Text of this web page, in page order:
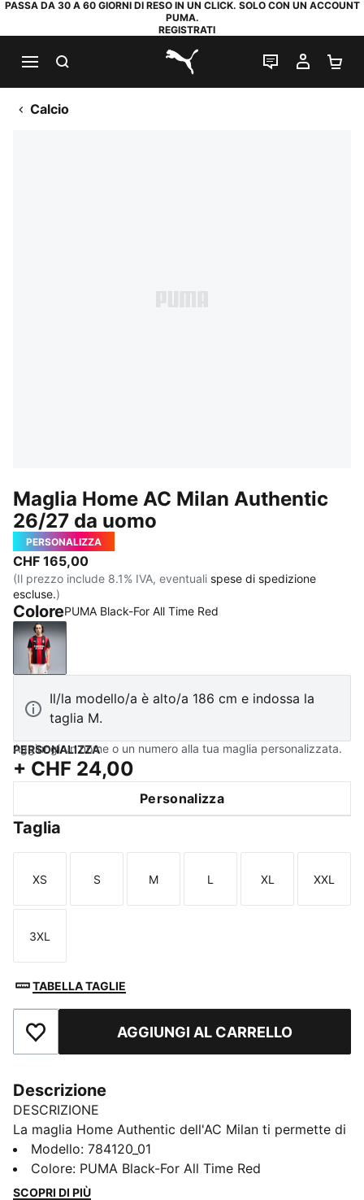
PASSA DA 30 A 60 GIORNI DI RESO IN UN CLICK. SOLO CON UN ACCOUNT
PUMA.
REGISTRATI
PUMA.com
CHAT IL MIO
Calcio
Maglia Home AC Milan Authentic
26/27 da uomo
PERSONALIZZA
CHF 165,00
(Il prezzo include 8.1% IVA, eventuali spese di spedizione
escluse.)
ColorePUMA Black-For All Time Red
PUMA Black-For All Time Red
Il/la modello/a è alto/a 186 cm e indossa la
taglia M.
PERSONALIZZA
Aggiungi un nome o un numero alla tua maglia personalizzata.
+ CHF 24,00
Personalizza
Taglia
Taglia
XS
Taglia
S
Taglia
M
Taglia
L
Taglia
XL
Taglia
XXL
Taglia
3XL
TABELLA TAGLIE
Aggiungi ai PreferitiAGGIUNGI AL CARRELLO
Descrizione
DESCRIZIONE
La maglia Home Authentic dell'AC Milan ti permette di
portare l'orgoglio per il club il giorno della partita. È
realizzata con la stessa vestibilità professionale e la
stessa tecnologia utilizzata dai giocatori in campo.
Modello: 784120_01
Colore: PUMA Black-For All Time Red
SCOPRI DI PIÙ